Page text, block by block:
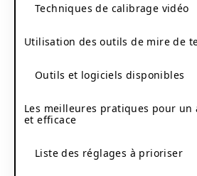
Techniques de calibrage vidéo
Utilisation des outils de mire de
Outils et logiciels disponibles
Les meilleures pratiques pour
et efficace
Liste des réglages à prioriser